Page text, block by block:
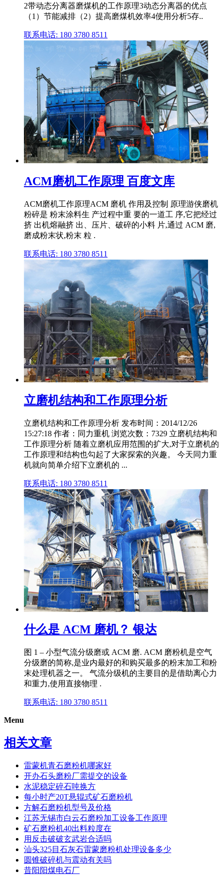
2带动态分离器磨煤机的工作原理3动态分离器的优点
（1）节能减排（2）提高磨煤机效率4使用分析5存..
联系电话: 180 3780 8511
ACM磨机工作原理 百度文库
ACM磨机工作原理ACM 磨机 作用及控制 原理游侠磨机
粉碎是 粉末涂料生 产过程中重 要的一道工 序,它把经过
挤 出机熔融挤 出、压片、破碎的小料 片,通过 ACM 磨,
磨成粉末状,粉末 粒 .
联系电话: 180 3780 8511
立磨机结构和工作原理分析
立磨机结构和工作原理分析 发布时间：2014/12/26
15:27:18 作者：同力重机 浏览次数：7329 立磨机结构和
工作原理分析 随着立磨机应用范围的扩大,对于立磨机的
工作原理和结构也勾起了大家探索的兴趣。 今天同力重
机就向简单介绍下立磨机的 ...
联系电话: 180 3780 8511
什么是 ACM 磨机？ 银达
图 1 – 小型气流分级磨或 ACM 磨. ACM 磨粉机是空气
分级磨的简称,是业内最好的和购买最多的粉末加工和粉
末处理机器之一。 气流分级机的主要目的是借助离心力
和重力,使用直接物理 .
联系电话: 180 3780 8511
Menu
相关文章
雷蒙机青石磨粉机哪家好
开办石头磨粉厂需提交的设备
水泥稳定碎石吨换方
每小时产20T悬辊式矿石磨粉机
方解石磨粉机型号及价格
江苏无锡市白云石磨粉加工设备工作原理
矿石磨粉机40出料粒度在
用反击破破玄武岩合适吗
汕头325目石灰石雷蒙磨粉机处理设备多少
圆锥破碎机与震动有关吗
昔阳阳煤电石厂